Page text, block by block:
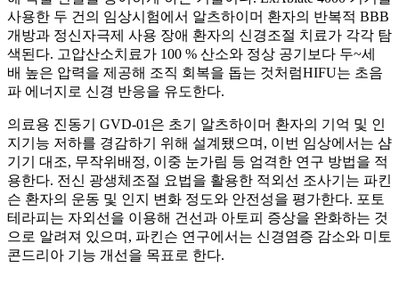
사용한 두 건의 임상시험에서 알츠하이머 환자의 반복적 BBB
개방과 정신자극제 사용 장애 환자의 신경조절 치료가 각각 탐
색된다. 고압산소치료가 100 % 산소와 정상 공기보다 두~세
배 높은 압력을 제공해 조직 회복을 돕는 것처럼HIFU는 초음
파 에너지로 신경 반응을 유도한다.
의료용 진동기 GVD‑01은 초기 알츠하이머 환자의 기억 및 인
지기능 저하를 경감하기 위해 설계됐으며, 이번 임상에서는 샴
기기 대조, 무작위배정, 이중 눈가림 등 엄격한 연구 방법을 적
용한다. 전신 광생체조절 요법을 활용한 적외선 조사기는 파킨
슨 환자의 운동 및 인지 변화 정도와 안전성을 평가한다. 포토
테라피는 자외선을 이용해 건선과 아토피 증상을 완화하는 것
으로 알려져 있으며, 파킨슨 연구에서는 신경염증 감소와 미토
콘드리아 기능 개선을 목표로 한다.